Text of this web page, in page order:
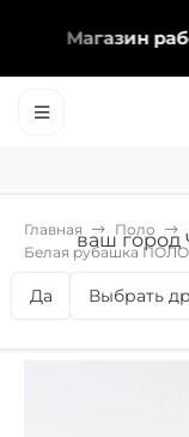
Магазин
ваш город
Да Выбрать
Главная Поло
Белая рубашка
Белая